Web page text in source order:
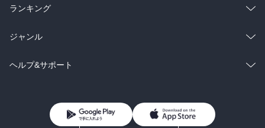
雑誌・グラビア
BL・TL
ラノベ
雑誌・グラビア
BL・TL
総合
ラノベ
雑誌・グラビア
ランキング
総合
ラノベ
ジャンル
コミック
ライトノベル 男子向けラノベ
ヘルプ&サポート
よくあるご質問 お問い合わせ